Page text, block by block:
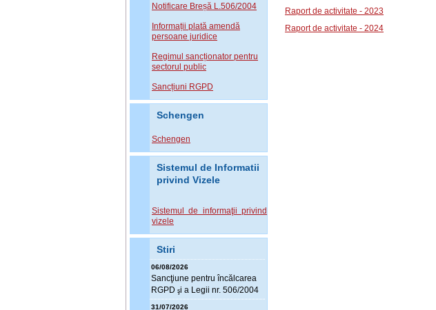
Notificare Breșă L.506/2004
Informații plată amendă
persoane juridice
Regimul sancționator pentru
sectorul public
Sancțiuni RGPD
Schengen
Schengen
Sistemul de Informatii
privind Vizele
Sistemul de informaţii privind
vizele
Stiri
06/08/2026
Sancţiune pentru încălcarea
RGPD şi a Legii nr. 506/2004
31/07/2026
Raport de activitate - 2023
Raport de activitate - 2024